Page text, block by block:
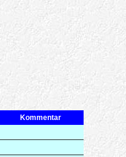
Kommentar